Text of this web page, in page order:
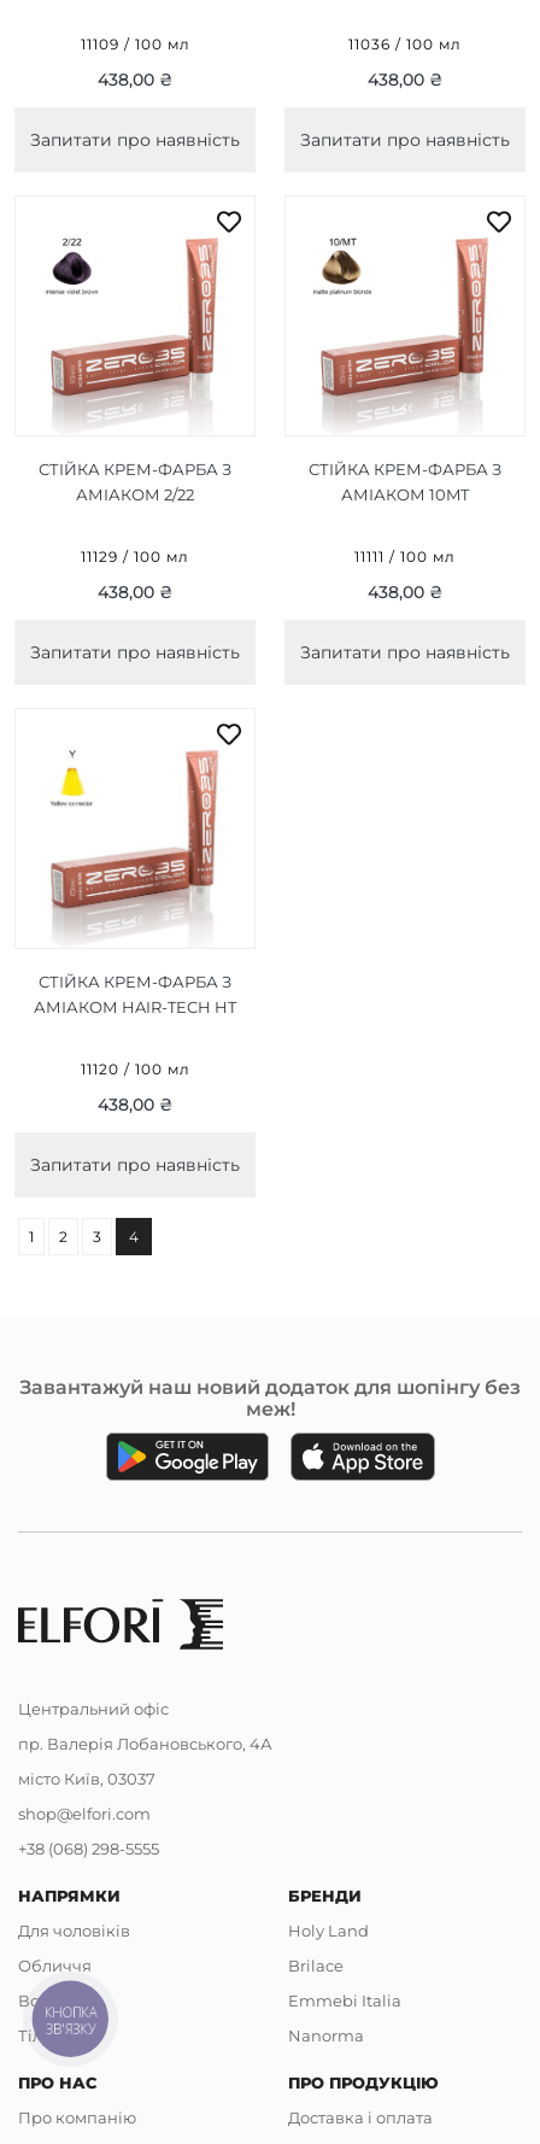
11109 / 100 мл
438,00 ₴
Запитати про наявність
GOLDEN BLONDE 100ML
11036 / 100 мл
438,00 ₴
Запитати про наявність
СТІЙКА КРЕМ-ФАРБА З
АМІАКОМ 2/22
КОРИЧНЕВИЙ/INTENSE
VIOLET BROWN 100ML
11129 / 100 мл
438,00 ₴
Запитати про наявність
СТІЙКА КРЕМ-ФАРБА З
АМІАКОМ 10MT
БЛОНД/MATTE PLATINUM
BLONDE 100ML
11111 / 100 мл
438,00 ₴
Запитати про наявність
СТІЙКА КРЕМ-ФАРБА З
АМІАКОМ HAIR-TECH HT
100ML
11120 / 100 мл
438,00 ₴
Запитати про наявність
1 2 3 4
Завантажуй наш новий додаток для шопінгу без
меж!
Центральний офіс
пр. Валерія Лобановського, 4А
місто Київ, 03037
shop@elfori.com
+38 (068) 298-5555
НАПРЯМКИ
Для чоловіків
Обличчя
Волосся
Тіло
БРЕНДИ
Holy Land
Brilace
Emmebi Italia
Nanorma
ПРО НАС
Про компанію
ПРО ПРОДУКЦІЮ
Доставка і оплата
КНОПКА
ЗВ'ЯЗКУ